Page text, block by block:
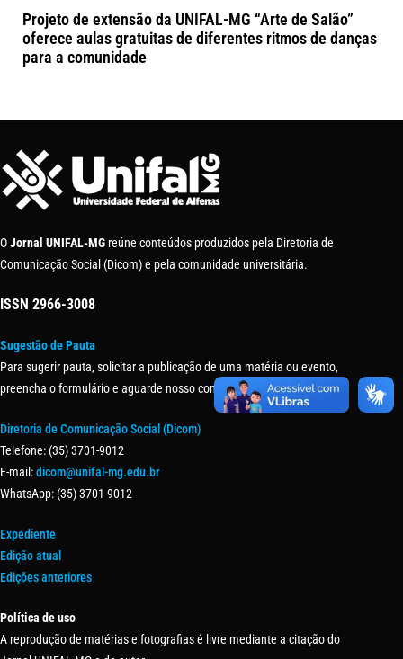
Projeto de extensão da UNIFAL-MG “Arte de Salão”
oferece aulas gratuitas de diferentes ritmos de danças
para a comunidade
OJornal UNIFAL-MG reúne conteúdos produzidos pela Diretoria de
Comunicação Social (Dicom) e pela comunidade universitária.
ISSN 2966-3008
Sugestão de Pauta
Para sugerir pauta, solicitar a publicação de uma matéria ou evento,
preencha o formulário e aguarde nosso contato.
Diretoria de Comunicação Social (Dicom)
Telefone: (35) 3701-9012
E-mail:dicom@unifal-mg.edu.br
WhatsApp: (35) 3701-9012
Expediente
Edição atual
Edições anteriores
Política de uso
A reprodução de matérias e fotografias é livre mediante a citação do